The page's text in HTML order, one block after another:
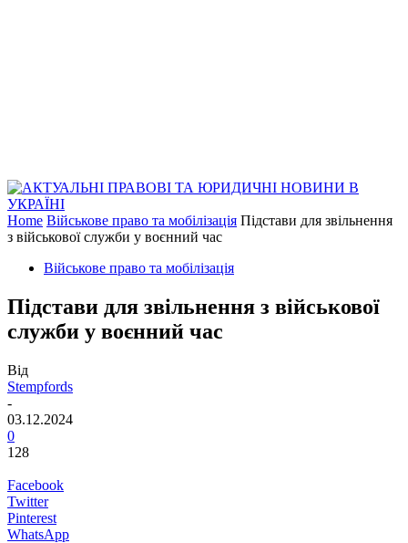
Home Військове право та мобілізація Підстави для звільнення
з військової служби у воєнний час
Військове право та мобілізація
Підстави для звільнення з військової
служби у воєнний час
Від
Stempfords
-
03.12.2024
0
128
Facebook
Twitter
Pinterest
WhatsApp